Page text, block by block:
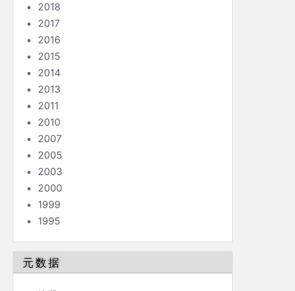
2018
2017
2016
2015
2014
2013
2011
2010
2007
2005
2003
2000
1999
1995
元数据